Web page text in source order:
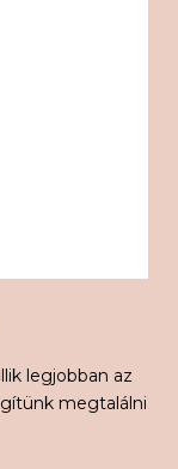
legjobban az
megtalálni